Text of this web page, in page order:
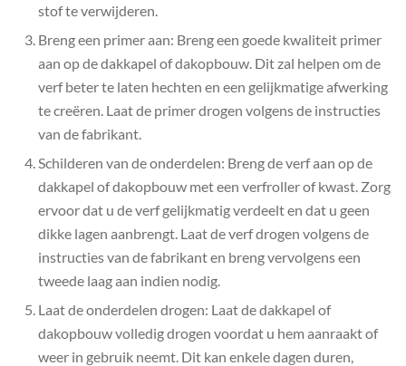
stof te verwijderen.
Breng een primer aan: Breng een goede kwaliteit primer
aan op de dakkapel of dakopbouw. Dit zal helpen om de
verf beter te laten hechten en een gelijkmatige afwerking
te creëren. Laat de primer drogen volgens de instructies
van de fabrikant.
Schilderen van de onderdelen: Breng de verf aan op de
dakkapel of dakopbouw met een verfroller of kwast. Zorg
ervoor dat u de verf gelijkmatig verdeelt en dat u geen
dikke lagen aanbrengt. Laat de verf drogen volgens de
instructies van de fabrikant en breng vervolgens een
tweede laag aan indien nodig.
Laat de onderdelen drogen: Laat de dakkapel of
dakopbouw volledig drogen voordat u hem aanraakt of
weer in gebruik neemt. Dit kan enkele dagen duren,